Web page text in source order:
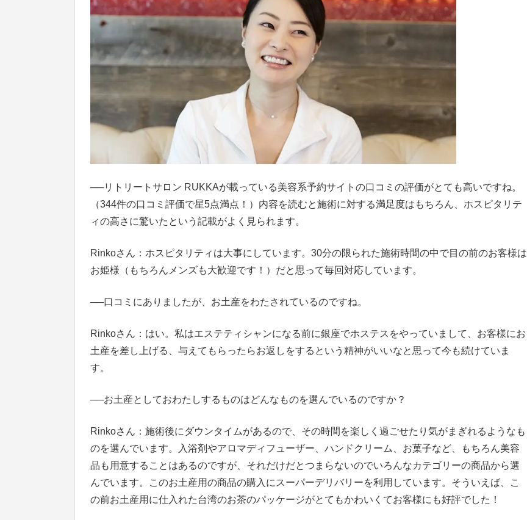
──リトリートサロン RUKKAが載っている美容系予約サイトの口コミの評価がとても高いですね。
（344件の口コミ評価で星5点満点！）内容を読むと施術に対する満足度はもちろん、ホスピタリテ
ィの高さに驚いたという記載がよく見られます。
Rinkoさん：ホスピタリティは大事にしています。30分の限られた施術時間の中で目の前のお客様は
お姫様（もちろんメンズも大歓迎です！）だと思って毎回対応しています。
──口コミにありましたが、お土産をわたされているのですね。
Rinkoさん：はい。私はエステティシャンになる前に銀座でホステスをやっていまして、お客様にお
土産を差し上げる、与えてもらったらお返しをするという精神がいいなと思って今も続けていま
す。
──お土産としておわたしするものはどんなものを選んでいるのですか？
Rinkoさん：施術後にダウンタイムがあるので、その時間を楽しく過ごせたり気がまぎれるようなも
のを選んでいます。入浴剤やアロマディフューザー、ハンドクリーム、お菓子など、もちろん美容
品も用意することはあるのですが、それだけだとつまらないのでいろんなカテゴリーの商品から選
んでいます。このお土産用の商品の購入にスーパーデリバリーを利用しています。そういえば、こ
の前お土産用に仕入れた台湾のお茶のパッケージがとてもかわいくてお客様にも好評でした！